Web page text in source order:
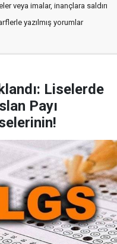
veya imalar, inançlara saldırı
yazılmış yorumlar
Liselerde
Payı